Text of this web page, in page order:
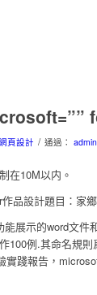
頁設計 / 通過： admin
10M以内。
品設計題目：家
能展示的word文件
100例.其命名規則
實踐報告，